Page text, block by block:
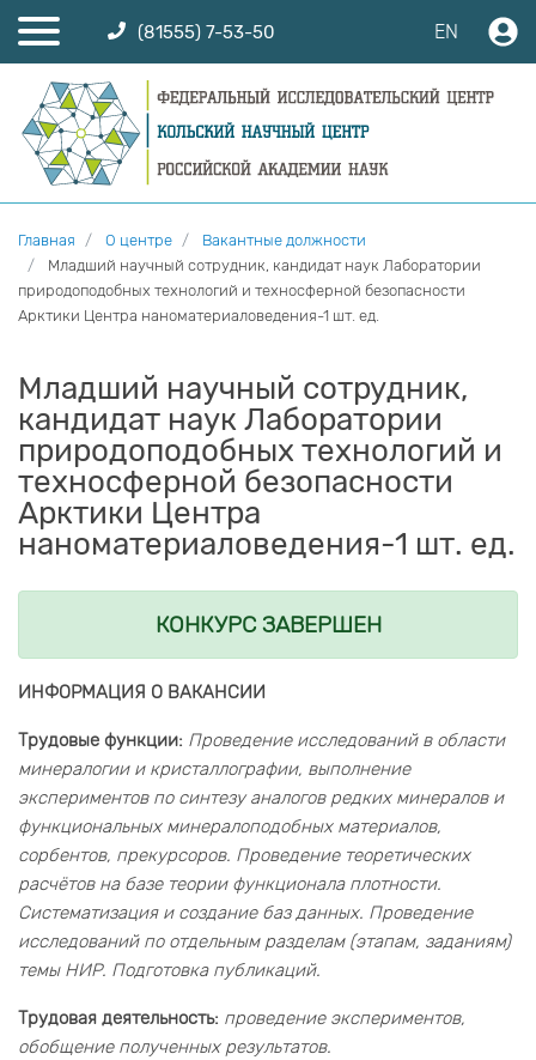
(81555) 7-53-50 EN
Главная О центре
Вакантные должности
Младший научный сотрудник, кандидат наук Лаборатории
природоподобных технологий и техносферной безопасности
Арктики Центра наноматериаловедения-1 шт. ед.
Младший научный сотрудник,
кандидат наук Лаборатории
природоподобных технологий и
техносферной безопасности
Арктики Центра
наноматериаловедения-1 шт. ед.
КОНКУРС ЗАВЕРШЕН
ИНФОРМАЦИЯ О ВАКАНСИИ
Трудовые функции: Проведение исследований в области
минералогии и кристаллографии, выполнение
экспериментов по синтезу аналогов редких минералов и
функциональных минералоподобных материалов,
сорбентов, прекурсоров. Проведение теоретических
расчётов на базе теории функционала плотности.
Систематизация и создание баз данных. Проведение
исследований по отдельным разделам (этапам, заданиям)
темы НИР. Подготовка публикаций.
Трудовая деятельность: проведение экспериментов,
обобщение полученных результатов.